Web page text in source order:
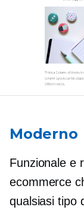
Moderno
Funzionale e
ecommerce
qualsiasi tipo